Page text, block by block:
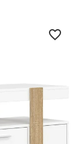
favorite_border